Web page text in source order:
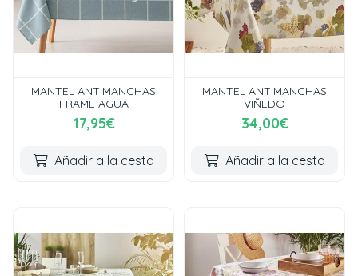
MANTEL ANTIMANCHAS
FRAME AGUA
17,95€
Añadir a la cesta
MANTEL ANTIMANCHAS
VIÑEDO
34,00€
Añadir a la cesta